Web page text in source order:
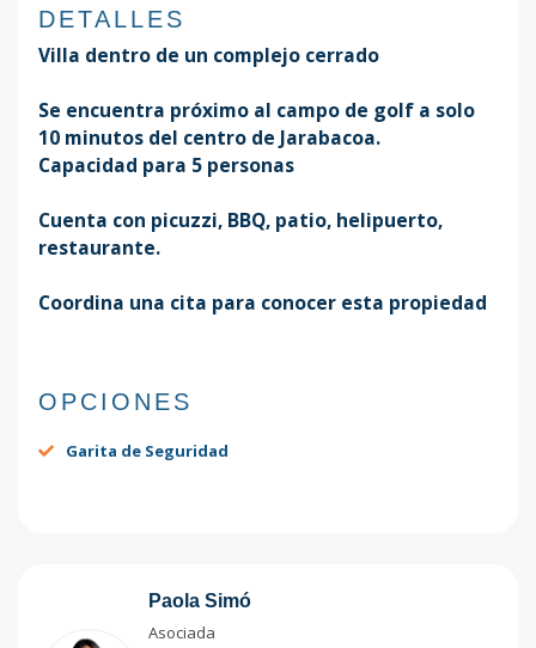
DETALLES
Villa dentro de un complejo cerrado
Se encuentra próximo al campo de golf a solo
10 minutos del centro de Jarabacoa.
Capacidad para 5 personas
Cuenta con picuzzi, BBQ, patio, helipuerto,
restaurante.
Coordina una cita para conocer esta propiedad
OPCIONES
Garita de Seguridad
Paola Simó
Asociada